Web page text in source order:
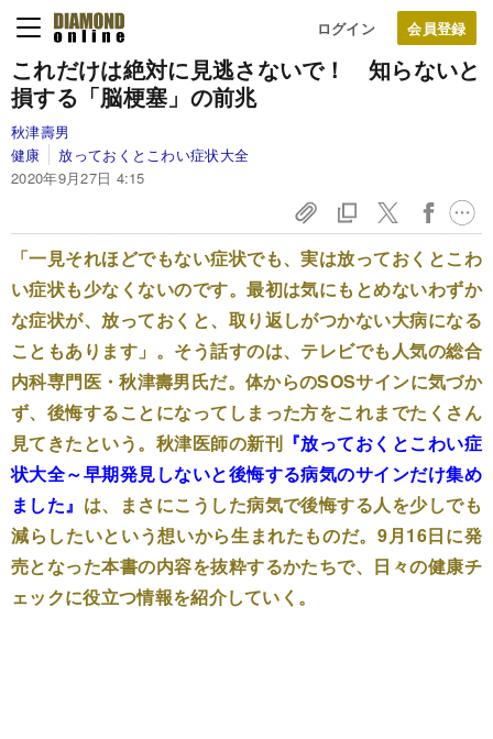
ログイン
これだけは絶対に見逃さないで！ 知らないと
損する「脳梗塞」の前兆
秋津壽男
健康
放っておくとこわい症状大全
2020年9月27日 4:15
「一見それほどでもない症状でも、実は放っておくとこわ
い症状も少なくないのです。最初は気にもとめないわずか
な症状が、放っておくと、取り返しがつかない大病になる
こともあります」。そう話すのは、テレビでも人気の総合
内科専門医・秋津壽男氏だ。体からのSOSサインに気づか
ず、後悔することになってしまった方をこれまでたくさん
見てきたという。秋津医師の新刊 『放っておくとこわい症
状大全～早期発見しないと後悔する病気のサインだけ集め
ました』 は、まさにこうした病気で後悔する人を少しでも
減らしたいという想いから生まれたものだ。9月16日に発
売となった本書の内容を抜粋するかたちで、日々の健康チ
ェックに役立つ情報を紹介していく。